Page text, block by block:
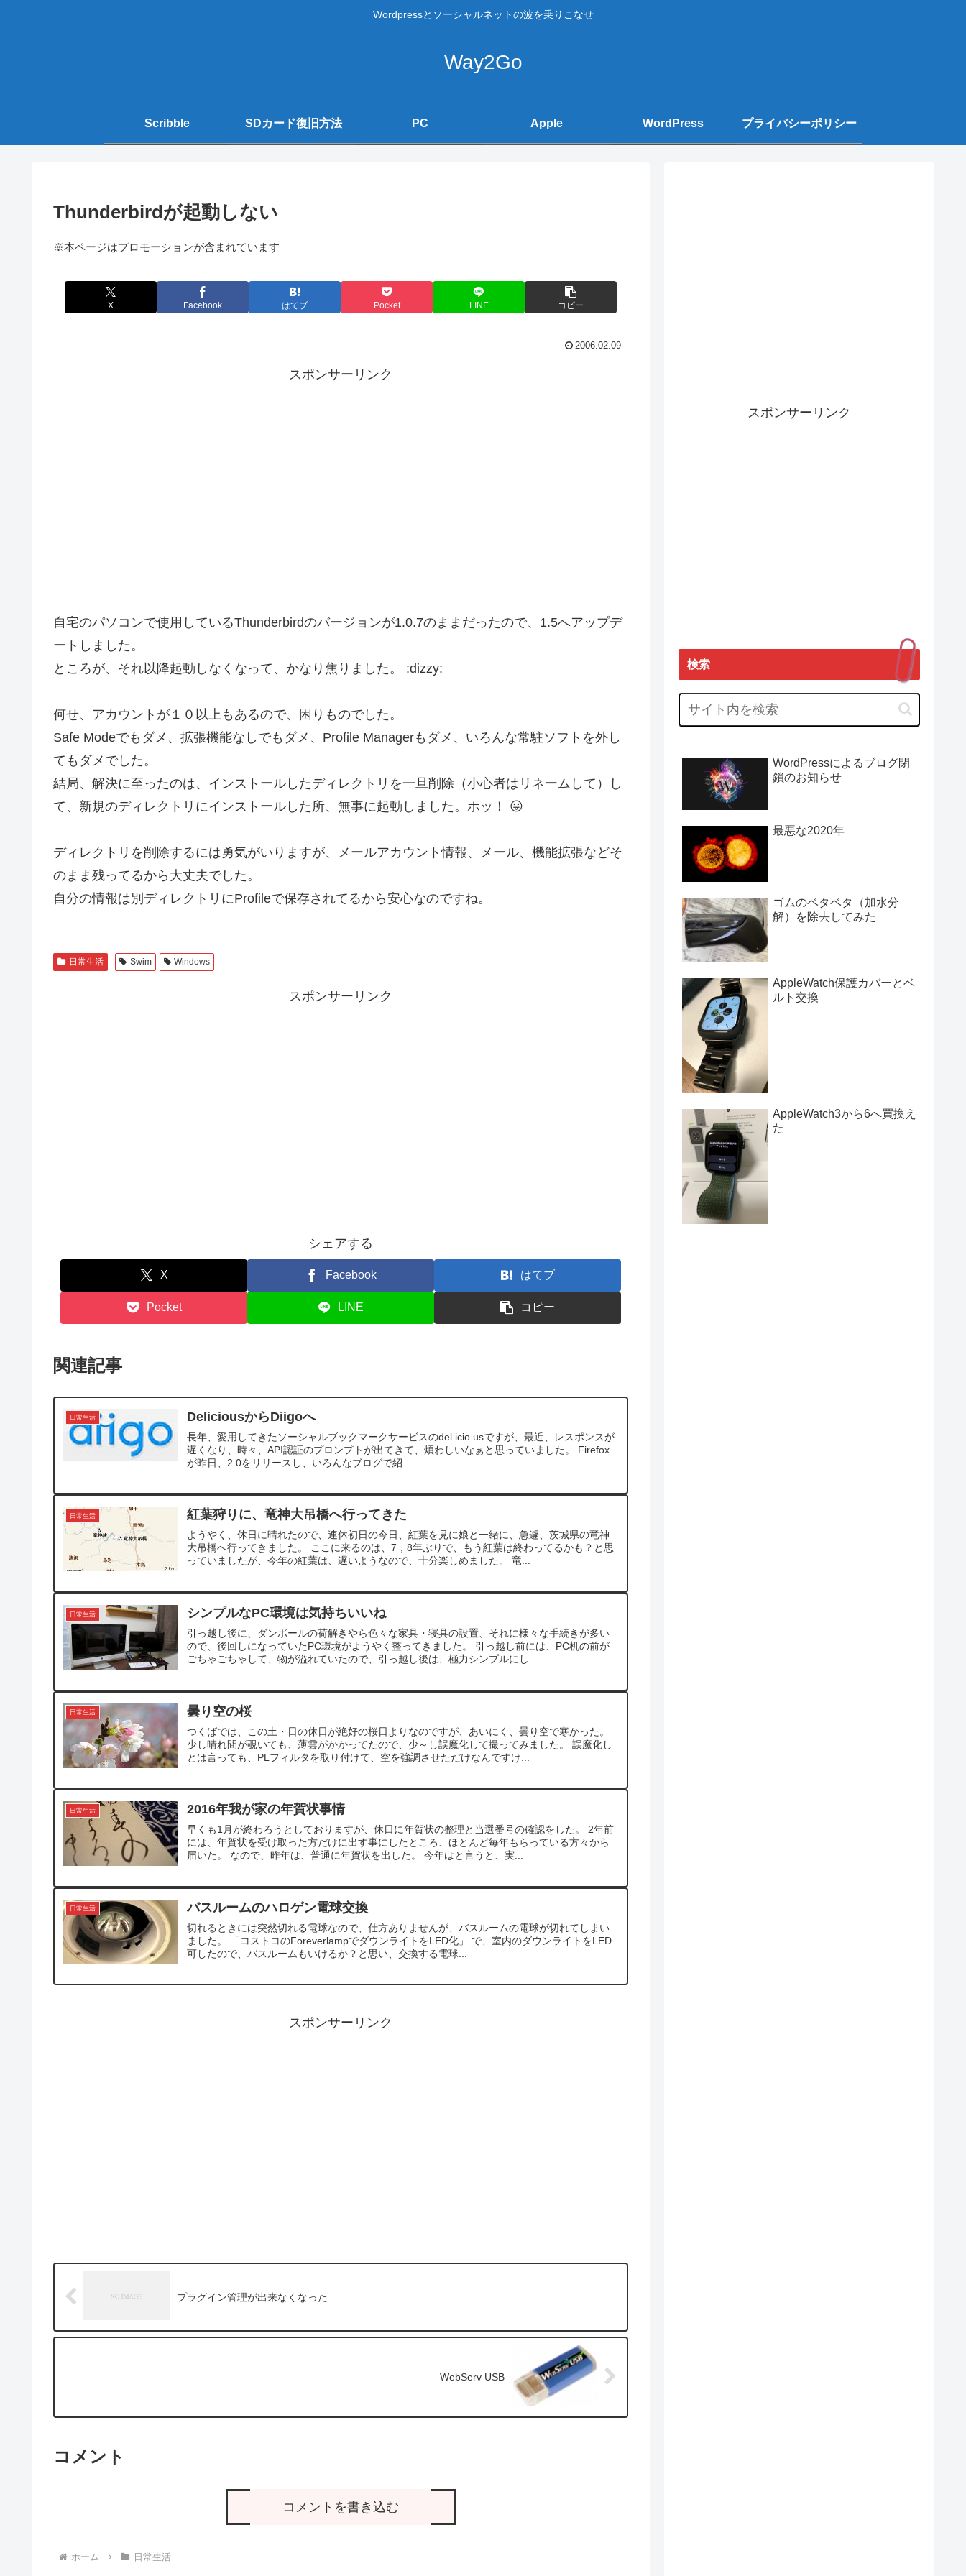
Wordpressとソーシャルネットの波を乗りこなせ
Way2Go
Scribble SDカード復旧方法 PC Apple WordPress プライバシーポリシー
Thunderbirdが起動しない
※本ページはプロモーションが含まれています
X Facebook はてブ Pocket LINE コピー
2006.02.09
スポンサーリンク
自宅のパソコンで使用しているThunderbirdのバージョンが1.0.7のままだったので、1.5へアップデ
ートしました。
ところが、それ以降起動しなくなって、かなり焦りました。 :dizzy:
何せ、アカウントが１０以上もあるので、困りものでした。
Safe Modeでもダメ、拡張機能なしでもダメ、Profile Managerもダメ、いろんな常駐ソフトを外し
てもダメでした。
結局、解決に至ったのは、インストールしたディレクトリを一旦削除（小心者はリネームして）し
て、新規のディレクトリにインストールした所、無事に起動しました。ホッ！ 😛
ディレクトリを削除するには勇気がいりますが、メールアカウント情報、メール、機能拡張などそ
のまま残ってるから大丈夫でした。
自分の情報は別ディレクトリにProfileで保存されてるから安心なのですね。
日常生活 Swim Windows
スポンサーリンク
シェアする
X Facebook はてブ
Pocket LINE コピー
関連記事
日常生活 DeliciousからDiigoへ
長年、愛用してきたソーシャルブックマークサービスのdel.icio.usですが、最近、レスポンスが
遅くなり、時々、API認証のプロンプトが出てきて、煩わしいなぁと思っていました。 Firefox
が昨日、2.0をリリースし、いろんなブログで紹...
日常生活 紅葉狩りに、竜神大吊橋へ行ってきた
ようやく、休日に晴れたので、連休初日の今日、紅葉を見に娘と一緒に、急遽、茨城県の竜神
大吊橋へ行ってきました。 ここに来るのは、7，8年ぶりで、もう紅葉は終わってるかも？と思
っていましたが、今年の紅葉は、遅いようなので、十分楽しめました。 竜...
日常生活 シンプルなPC環境は気持ちいいね
引っ越し後に、ダンボールの荷解きやら色々な家具・寝具の設置、それに様々な手続きが多い
ので、後回しになっていたPC環境がようやく整ってきました。 引っ越し前には、PC机の前が
ごちゃごちゃして、物が溢れていたので、引っ越し後は、極力シンプルにし...
日常生活 曇り空の桜
つくばでは、この土・日の休日が絶好の桜日よりなのですが、あいにく、曇り空で寒かった。
少し晴れ間が覗いても、薄雲がかかってたので、少～し誤魔化して撮ってみました。 誤魔化し
とは言っても、PLフィルタを取り付けて、空を強調させただけなんですけ...
日常生活 2016年我が家の年賀状事情
早くも1月が終わろうとしておりますが、休日に年賀状の整理と当選番号の確認をした。 2年前
には、年賀状を受け取った方だけに出す事にしたところ、ほとんど毎年もらっている方々から
届いた。 なので、昨年は、普通に年賀状を出した。 今年はと言うと、実...
日常生活 バスルームのハロゲン電球交換
切れるときには突然切れる電球なので、仕方ありませんが、バスルームの電球が切れてしまい
ました。 「コストコのForeverlampでダウンライトをLED化」 で、室内のダウンライトをLED
可したので、バスルームもいけるか？と思い、交換する電球...
スポンサーリンク
プラグイン管理が出来なくなった
WebServ USB
コメント
コメントを書き込む
ホーム 日常生活
スポンサーリンク
検索
WordPressによるブログ閉
鎖のお知らせ
最悪な2020年
ゴムのベタベタ（加水分
解）を除去してみた
AppleWatch保護カバーとベ
ルト交換
AppleWatch3から6へ買換え
た